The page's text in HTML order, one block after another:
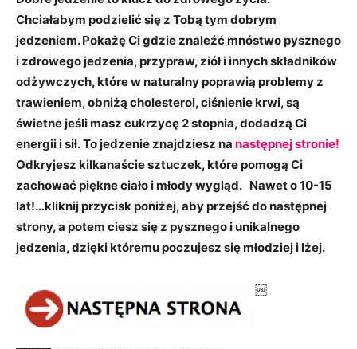
Chciałabym podzielić się z Tobą tym dobrym
jedzeniem. Pokażę Ci gdzie znaleźć mnóstwo pysznego
i zdrowego jedzenia, przypraw, ziół i innych składników
odżywczych, które w naturalny poprawią problemy z
trawieniem, obniżą cholesterol, ciśnienie krwi, są
świetne jeśli masz cukrzycę 2 stopnia, dodadzą Ci
energii i sił. To jedzenie znajdziesz na następnej stronie!
Odkryjesz kilkanaście sztuczek, które pomogą Ci
zachować piękne ciało i młody wygląd. Nawet o 10-15
lat!…kliknij przycisk poniżej, aby przejść do następnej
strony, a potem ciesz się z pysznego i unikalnego
jedzenia, dzięki któremu poczujesz się młodziej i lżej.
￼